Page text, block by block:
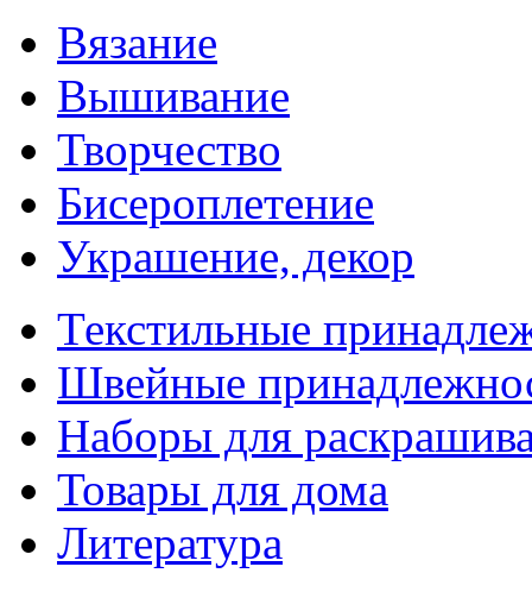
Вязание
Вышивание
Творчество
Бисероплетение
Украшение, декор
Текстильные
Швейные
Наборы для
Товары для дома
Литература